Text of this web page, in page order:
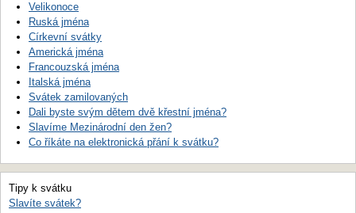
Velikonoce
Ruská jména
Církevní svátky
Americká jména
Francouzská jména
Italská jména
Svátek zamilovaných
Dali byste svým dětem dvě křestní jména?
Slavíme Mezinárodní den žen?
Co říkáte na elektronická přání k svátku?
Tipy k svátku
Slavíte svátek?